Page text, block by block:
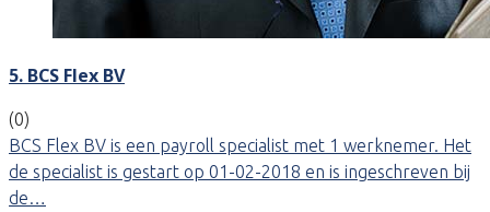
5. BCS Flex BV
(0)
BCS Flex BV is een payroll specialist met 1 werknemer. Het
de specialist is gestart op 01-02-2018 en is ingeschreven bij
de…